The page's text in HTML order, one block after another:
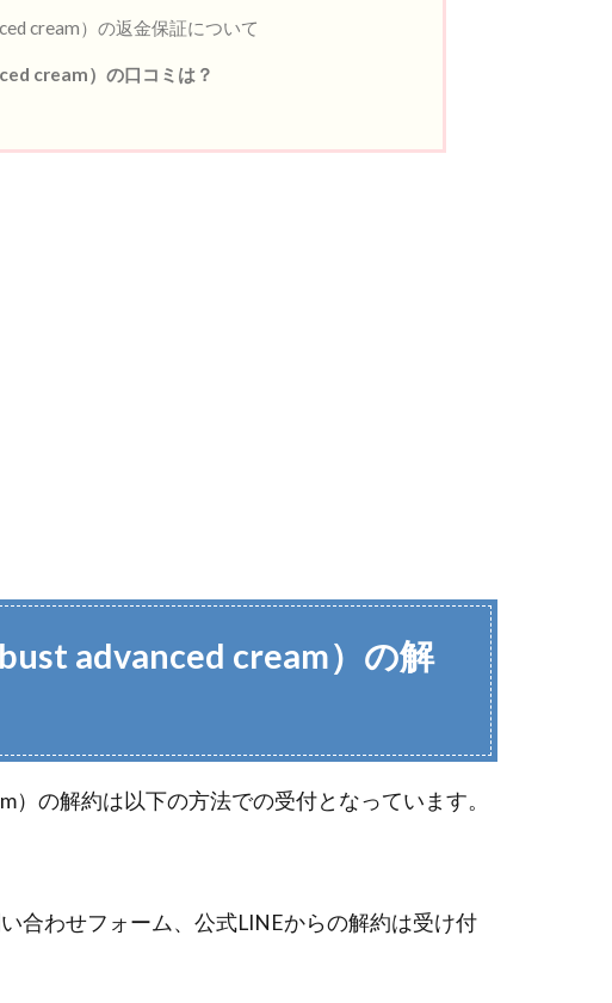
cream）の返金保証について
cream）の口コミは？
advanced cream）の解
）の解約は以下の方法での受付となっています。
合わせフォーム、公式LINEからの解約は受け付